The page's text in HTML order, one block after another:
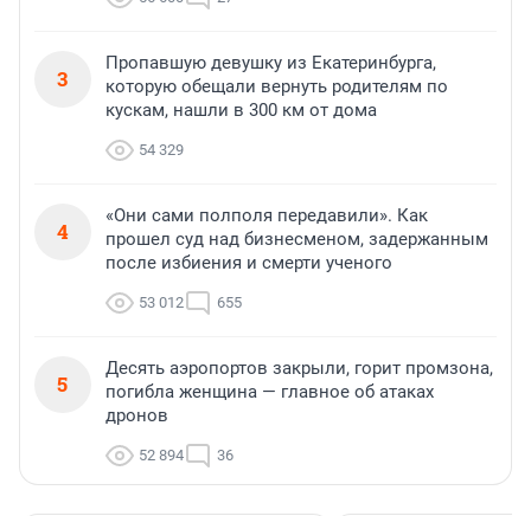
3
Пропавшую девушку из Екатеринбурга,
которую обещали вернуть родителям по
кускам, нашли в 300 км от дома
54 329
4
«Они сами полполя передавили». Как
прошел суд над бизнесменом, задержанным
после избиения и смерти ученого
53 012 655
5
Десять аэропортов закрыли, горит промзона,
погибла женщина — главное об атаках
дронов
52 894 36